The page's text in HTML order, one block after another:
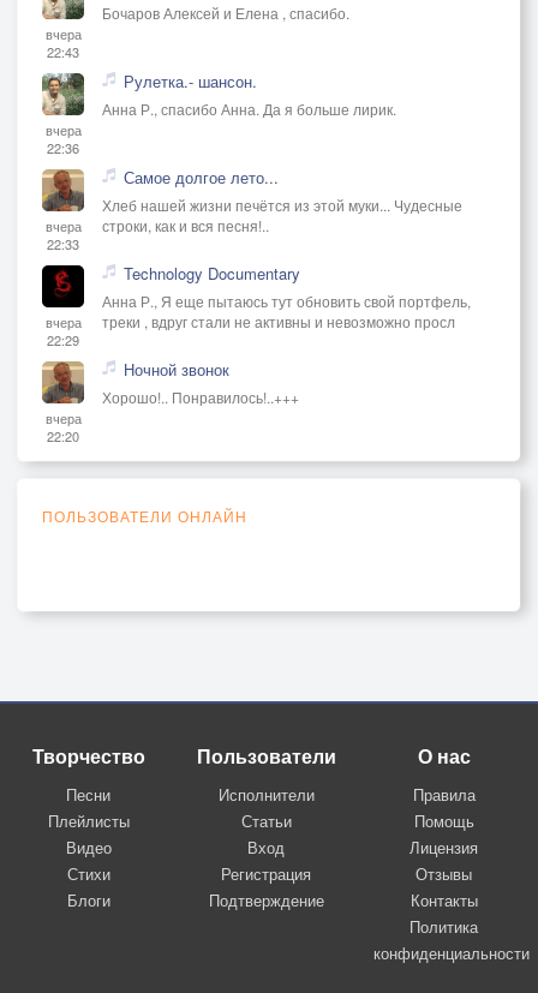
вчера
22:43
Бочаров Алексей и Елена , спасибо.
вчера
22:36
Рулетка.- шансон.
Анна Р., спасибо Анна. Да я больше лирик.
вчера
22:33
Самое долгое лето...
Хлеб нашей жизни печётся из этой муки... Чудесные
строки, как и вся песня!..
вчера
22:29
Technology Documentary
Анна Р., Я еще пытаюсь тут обновить свой портфель,
треки , вдруг стали не активны и невозможно просл
вчера
22:20
Ночной звонок
Хорошо!.. Понравилось!..+++
ПОЛЬЗОВАТЕЛИ ОНЛАЙН
Творчество
Песни
Плейлисты
Видео
Стихи
Блоги
Пользователи
Исполнители
Статьи
Вход
Регистрация
Подтверждение
О нас
Правила
Помощь
Лицензия
Отзывы
Контакты
Политика
конфиденциальности